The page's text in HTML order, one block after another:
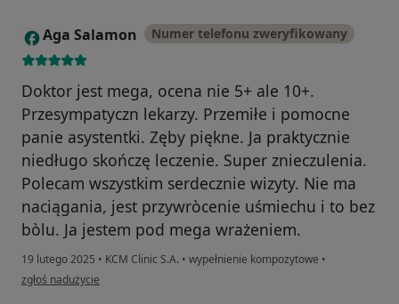
A Aga Salamon Numer telefonu zweryfikowany
Doktor jest mega, ocena nie 5+ ale 10+.
Przesympatyczn lekarzy. Przemiłe i pomocne
panie asystentki. Zęby piękne. Ja praktycznie
niedługo skończę leczenie. Super znieczulenia.
Polecam wszystkim serdecznie wizyty. Nie ma
naciągania, jest przywròcenie uśmiechu i to bez
bòlu. Ja jestem pod mega wrażeniem.
19 lutego 2025 • KCM Clinic S.A. • wypełnienie kompozytowe •
w opinii użytkownika Aga Salamon
zgłoś nadużycie